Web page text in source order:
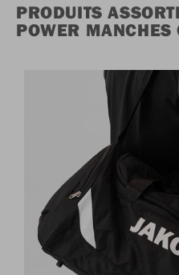
PRODUITS
POWER MANCHES